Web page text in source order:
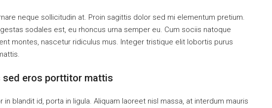
neque sollicitudin at. Proin sagittis dolor sed mi elementum pretium.
sodales est, eu rhoncus urna semper eu. Cum sociis natoque
montes, nascetur ridiculus mus. Integer tristique elit lobortis purus
sed eros porttitor mattis
in blandit id, porta in ligula. Aliquam laoreet nisl massa, at interdum mauris